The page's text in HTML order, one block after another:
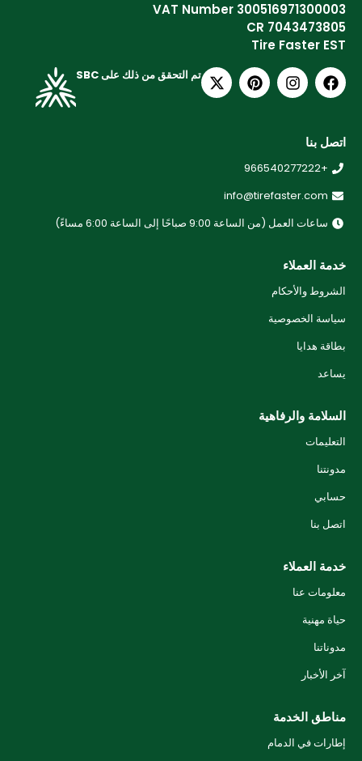
VAT Number 300516971300003
CR 7043473805
Tire Faster EST
تم التحقق من ذلك على SBC
اتصل بنا
+966540277222
info@tirefaster.com
ساعات العمل (من الساعة 9:00 صباحًا إلى الساعة 6:00 مساءً)
خدمة العملاء
الشروط والأحكام
سياسة الخصوصية
بطاقة هدايا
يساعد
السلامة والرفاهية
التعليمات
مدونتنا
حسابي
اتصل بنا
خدمة العملاء
معلومات عنا
حياة مهنية
مدوناتنا
آخر الأخبار
مناطق الخدمة
إطارات في الدمام